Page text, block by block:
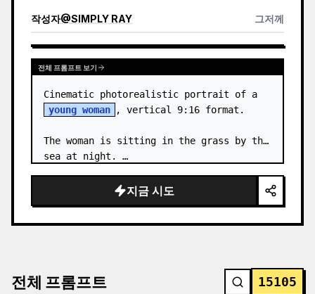
작성자@SIMPLY RAY 그저께
전체 프롬프트 보기
young woman
, vertical 9:16 format.
The woman is sitting in the grass by the
sea at night. …
지금 시도
전체 프롬프트 15105